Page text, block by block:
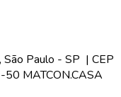
São Paulo - SP | CEP
MATCON.CASA